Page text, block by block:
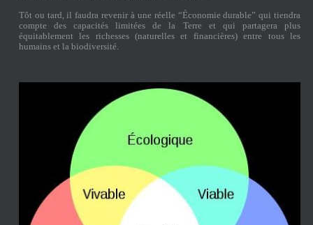
Tôt ou tard, il faudra revenir à une réelle “Économie durable” qui tiendra
compte des capacités limitées de la Terre et qui partagera plus
équitablement les richesses (naturelles et financières) entre tous les
humains et la biodiversité.